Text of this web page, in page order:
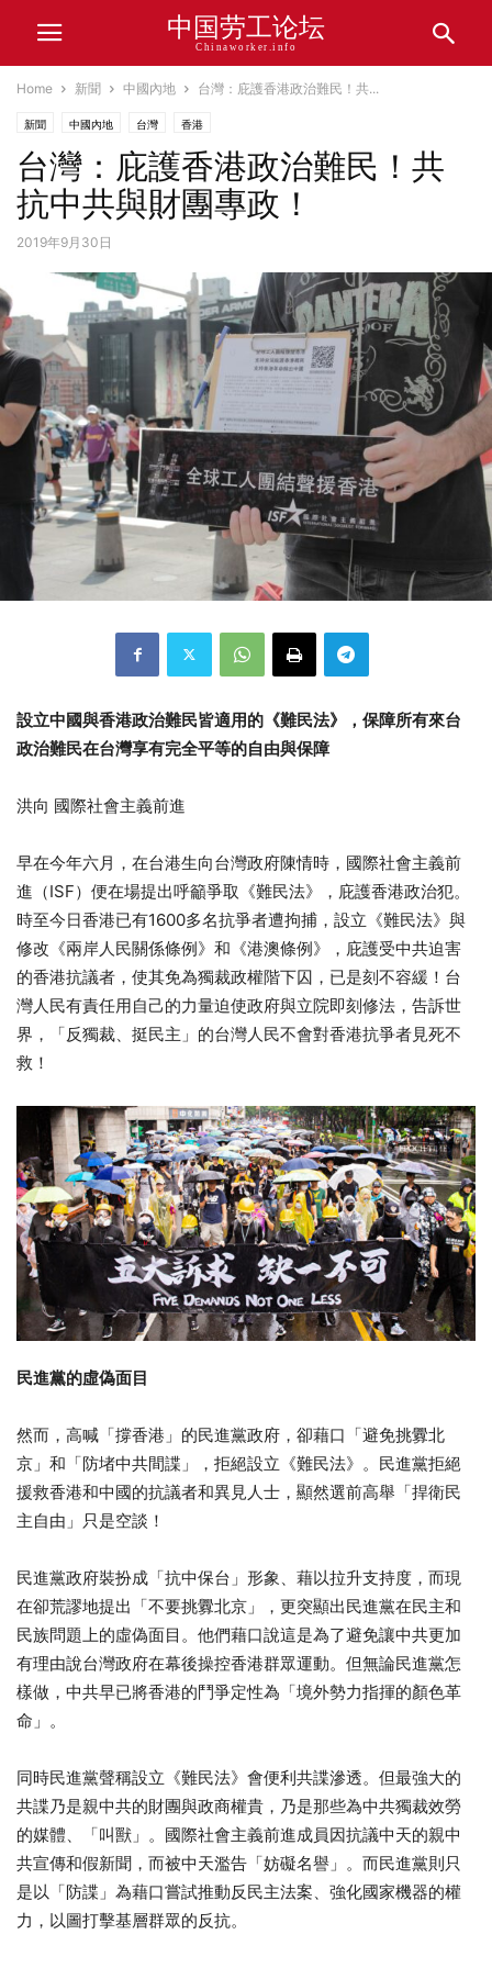
中国劳工论坛
Chinaworker.info
Home 新聞 中國內地 台灣：庇護香港政治難民！共...
新聞 中國內地 台灣 香港
台灣：庇護香港政治難民！共
抗中共與財團專政！
2019年9月30日
設立中國與香港政治難民皆適用的《難民法》，保障所有來台
政治難民在台灣享有完全平等的自由與保障
洪向 國際社會主義前進
早在今年六月，在台港生向台灣政府陳情時，國際社會主義前
進（ISF）便在場提出呼籲爭取《難民法》，庇護香港政治犯。
時至今日香港已有1600多名抗爭者遭拘捕，設立《難民法》與
修改《兩岸人民關係條例》和《港澳條例》，庇護受中共迫害
的香港抗議者，使其免為獨裁政權階下囚，已是刻不容緩！台
灣人民有責任用自己的力量迫使政府與立院即刻修法，告訴世
界，「反獨裁、挺民主」的台灣人民不會對香港抗爭者見死不
救！
民進黨的虛偽面目
然而，高喊「撐香港」的民進黨政府，卻藉口「避免挑釁北
京」和「防堵中共間諜」，拒絕設立《難民法》。民進黨拒絕
援救香港和中國的抗議者和異見人士，顯然選前高舉「捍衛民
主自由」只是空談！
民進黨政府裝扮成「抗中保台」形象、藉以拉升支持度，而現
在卻荒謬地提出「不要挑釁北京」，更突顯出民進黨在民主和
民族問題上的虛偽面目。他們藉口說這是為了避免讓中共更加
有理由說台灣政府在幕後操控香港群眾運動。但無論民進黨怎
樣做，中共早已將香港的鬥爭定性為「境外勢力指揮的顏色革
命」。
同時民進黨聲稱設立《難民法》會便利共諜滲透。但最強大的
共諜乃是親中共的財團與政商權貴，乃是那些為中共獨裁效勞
的媒體、「叫獸」。國際社會主義前進成員因抗議中天的親中
共宣傳和假新聞，而被中天濫告「妨礙名譽」。而民進黨則只
是以「防諜」為藉口嘗試推動反民主法案、強化國家機器的權
力，以圖打擊基層群眾的反抗。